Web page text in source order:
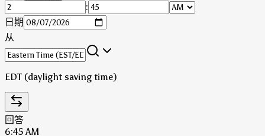
:
日期
从
EDT (daylight saving time)
回答
6:45 AM